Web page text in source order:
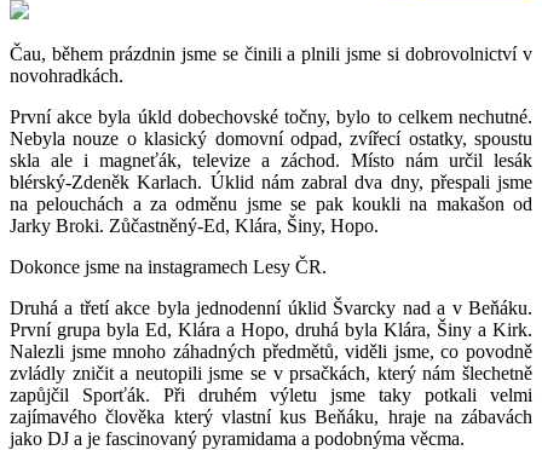
Čau, během prázdnin jsme se činili a plnili jsme si dobrovolnictví v
novohradkách.
První akce byla úkld dobechovské točny, bylo to celkem nechutné.
Nebyla nouze o klasický domovní odpad, zvířecí ostatky, spoustu
skla ale i magneťák, televize a záchod. Místo nám určil lesák
blérský-Zdeněk Karlach. Úklid nám zabral dva dny, přespali jsme
na pelouchách a za odměnu jsme se pak koukli na makašon od
Jarky Broki. Zůčastněný-Ed, Klára, Šiny, Hopo.
Dokonce jsme na instagramech Lesy ČR.
Druhá a třetí akce byla jednodenní úklid Švarcky nad a v Beňáku.
První grupa byla Ed, Klára a Hopo, druhá byla Klára, Šiny a Kirk.
Nalezli jsme mnoho záhadných předmětů, viděli jsme, co povodně
zvládly zničit a neutopili jsme se v prsačkách, který nám šlechetně
zapůjčil Sporťák. Při druhém výletu jsme taky potkali velmi
zajímavého člověka který vlastní kus Beňáku, hraje na zábavách
jako DJ a je fascinovaný pyramidama a podobnýma věcma.